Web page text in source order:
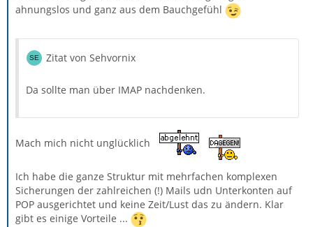
ahnungslos und ganz aus dem Bauchgefühl
Zitat von Sehvornix
Da sollte man über IMAP nachdenken.
Mach mich nicht unglücklich
Ich habe die ganze Struktur mit mehrfachen komplexen
Sicherungen der zahlreichen (!) Mails udn Unterkonten auf
POP ausgerichtet und keine Zeit/Lust das zu ändern. Klar
gibt es einige Vorteile ...